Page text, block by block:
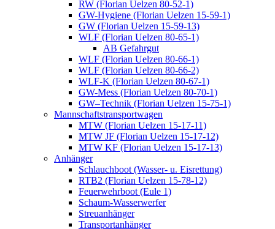
RW (Florian Uelzen 80-52-1)
GW-Hygiene (Florian Uelzen 15-59-1)
GW (Florian Uelzen 15-59-13)
WLF (Florian Uelzen 80-65-1)
AB Gefahrgut
WLF (Florian Uelzen 80-66-1)
WLF (Florian Uelzen 80-66-2)
WLF-K (Florian Uelzen 80-67-1)
GW-Mess (Florian Uelzen 80-70-1)
GW–Technik (Florian Uelzen 15-75-1)
Mannschaftstransportwagen
MTW (Florian Uelzen 15-17-11)
MTW JF (Florian Uelzen 15-17-12)
MTW KF (Florian Uelzen 15-17-13)
Anhänger
Schlauchboot (Wasser- u. Eisrettung)
RTB2 (Florian Uelzen 15-78-12)
Feuerwehrboot (Eule 1)
Schaum-Wasserwerfer
Streuanhänger
Transportanhänger